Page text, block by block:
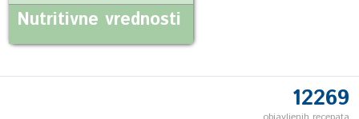
Nutritivne vrednosti
12269